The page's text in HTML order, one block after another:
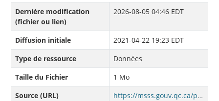
Dernière modification
(fichier ou lien)
2026-08-05 04:46 EDT
Diffusion initiale
2021-04-22 19:23 EDT
Type de ressource
Données
Taille du Fichier
1 Mo
Source (URL)
https://msss.gouv.qc.ca/professionnels/statistiques/documents/covid19/COVID19_Qc_Vaccination_CatAge.csv